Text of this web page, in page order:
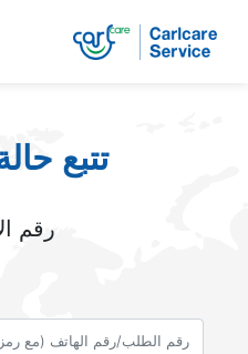
تتبع
رقم